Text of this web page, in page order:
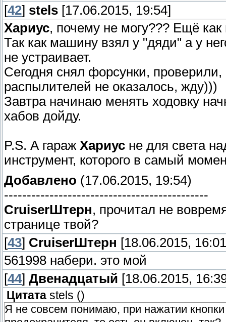
[42] stels [17.06.2015, 19:54]
Хариус, почему не могу??? Ещё
Так как машину взял у "дяди" а у
не устраивает.
Сегодня снял форсунки,
распылителей не оказалось, жду)))
Завтра начинаю менять ходовку
хабов дойду.
P.S. А гараж Хариус не для света
инструмент, которого в самый
Добавлено (17.06.2015, 19:54)
---------------------------------------------
СruiserШтерн, прочитал не
странице твой?
[43] СruiserШтерн [18.06.2015,
561998 набери. это мой
[44] Двенадцатый [18.06.2015,
Цитата stels ()
Я не совсем понимаю, при нажатии